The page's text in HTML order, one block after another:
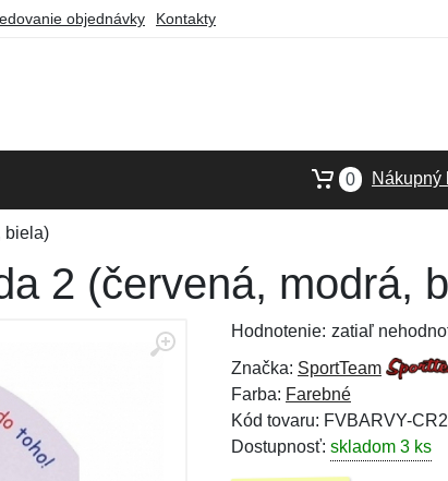
objednávky Kontakty
0 Nákupný
biela)
2 (červená, modrá,
Hodnotenie: zatiaľ
Značka: SportTeam
Farba: Farebné
Kód tovaru: FVBARVY-
Dostupnosť: skladom 3 ks